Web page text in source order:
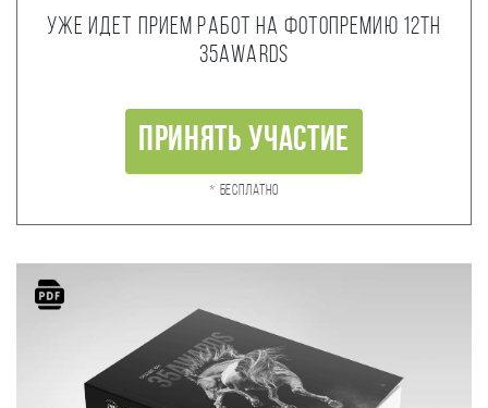
Уже идет прием работ на фотопремию 12th
35AWARDS
Принять участие
* Бесплатно